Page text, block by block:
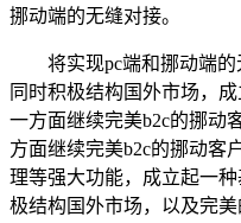
挪动端的无缝对接。
将实现pc端和挪动端的
同时积极结构国外市场，
一方面继续完美b2c的挪动
方面继续完美b2c的挪动客
理等强大功能，成立起一
极结构国外市场，以及完